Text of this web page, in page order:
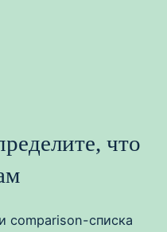
что
comparison-списка